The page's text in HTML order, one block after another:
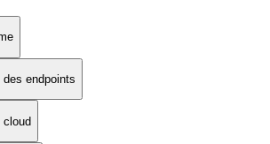
endpoints
cloud